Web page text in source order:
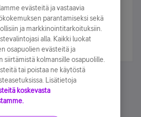
evästeitä ja vastaavia
parantamiseksi sekä
ja markkinointitarkoituksiin.
alla. Kaikki luokat
osapuolien evästeitä ja
kolmansille osapuolille.
tai poistaa ne käytöstä
Lisätietoja
koskevasta